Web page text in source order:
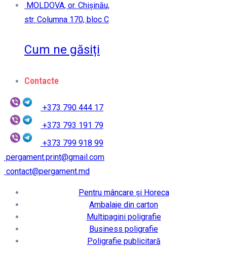
MOLDOVA, or. Chișinău,
str. Columna 170, bloc C
Cum ne găsiți
Contacte
+373 790 444 17
+373 793 191 79
+373 799 918 99
pergament.print@gmail.com
contact@pergament.md
Pentru mâncare și Horeca
Ambalaje din carton
Multipagini poligrafie
Business poligrafie
Poligrafie publicitară